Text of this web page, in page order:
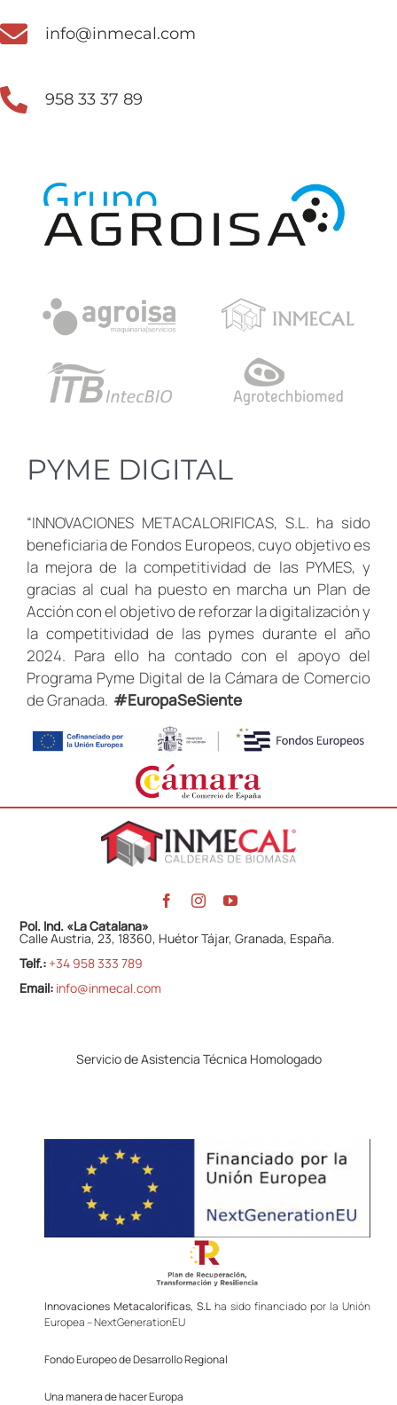
info@inmecal.com
958 33 37 89
PYME DIGITAL
“INNOVACIONES METACALORIFICAS, S.L. ha sido
beneficiaria de Fondos Europeos, cuyo objetivo es
la mejora de la competitividad de las PYMES, y
gracias al cual ha puesto en marcha un Plan de
Acción con el objetivo de reforzar la digitalización y
la competitividad de las pymes durante el año
2024. Para ello ha contado con el apoyo del
Programa Pyme Digital de la Cámara de Comercio
de Granada. #EuropaSeSiente
Pol. Ind. «La Catalana»
Calle Austria, 23, 18360, Huétor Tájar, Granada, España.
Telf.: +34 958 333 789
Email: info@inmecal.com
Servicio de Asistencia Técnica Homologado
Innovaciones Metacaloríficas, S.L ha sido financiado por la Unión
Europea – NextGenerationEU
Fondo Europeo de Desarrollo Regional
Una manera de hacer Europa